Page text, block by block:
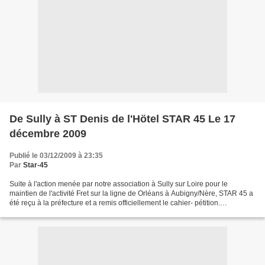
De Sully à ST Denis de l'Hötel STAR 45 Le 17
décembre 2009
Publié le 03/12/2009 à 23:35
Par Star-45
Suite à l'action menée par notre association à Sully sur Loire pour le
maintien de l'activité Fret sur la ligne de Orléans à Aubigny/Nère, STAR 45 a
été reçu à la préfecture et a remis officiellement le cahier- pétition.